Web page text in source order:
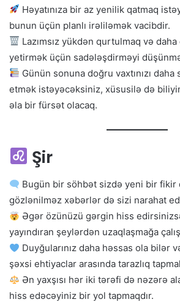
Həyatınıza bir az yenilik qatmaq
bunun üçün planlı irəliləmək vacibdir.
Lazımsız yükdən qurtulmaq və
yetirmək üçün sadələşdirməyi
Günün sonuna doğru vaxtınızı
etmək istəyəcəksiniz, xüsusilə də
əla bir fürsət olacaq.
Şir
Bugün bir söhbət sizdə yeni bir fikir
gözlənilməz xəbərlər də sizi narahat
Əgər özünüzü gərgin hiss
yayındıran şeylərdən uzaqlaşmağa
Duyğularınız daha həssas ola bilər
şəxsi ehtiyaclar arasında tarazlıq
Ən yaxşısı hər iki tərəfi də nəzərə
hiss edəcəyiniz bir yol tapmaqdır.